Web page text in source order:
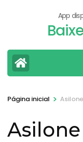
App
Página inicial > Asilone
Asilone